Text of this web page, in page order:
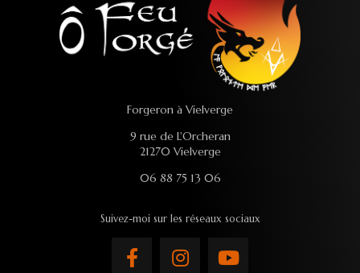
Forgeron à Vielverge
9 rue de L'Orcheran
21270 Vielverge
06 88 75 13 06
Suivez-moi sur les réseaux sociaux